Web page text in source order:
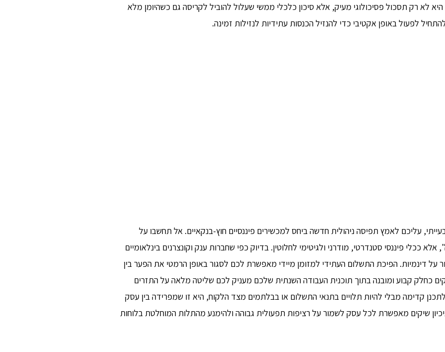
רק תסכול פסיכולוגי מעיק, אלא סיכון כלכלי ממשי שעלול להוביל לקריסה גם כשהיומן מלא
לפעול באופן אקטיבי כדי להנזיל הכנסות עתידיות לנזילות זמינה.
עליכם לאמץ תפיסה ניהולית חדשה ביחס למכשירים פיננסיים חוץ-בנקאיים. אל תחשבו על
ככלי פיננסי סטנדרטי, מודרני ולגיטימי לחלוטין. בדיוק כפי שחברות ענק וקונצרנים בינלאומיים
על דינמיות. הפיכת התשלום העתידי למזומן מיידי מאפשרת לכם לסגור באופן הרמטי את הפער בין
כחלק קבוע ומובנה בתוך תוכנית העבודה השנתית שלכם מעניק לכם שליטה מלאה על התזרים
לתכנן קדימה מבלי להיות תלויים בתנאי התשלום או בבלתמים מצד הלקוח, היא זו שמפרידה בין עסק
שיקים מאפשרת לכל עסק לשמור על רציפות תפעולית גבוהה ולהימנע מהתלות המוחלטת בלוחות